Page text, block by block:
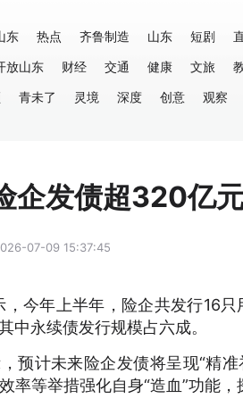
东 热点 齐鲁制造 山东 短剧
放山东 财经 交通 健康 文旅
青未了 灵境 深度 创意 观察
企发债超320亿
07-09 15:37:45
，今年上半年，险企共发行16只
中永续债发行规模占六成。
预计未来险企发债将呈现“精
率等举措强化自身“造血”功能